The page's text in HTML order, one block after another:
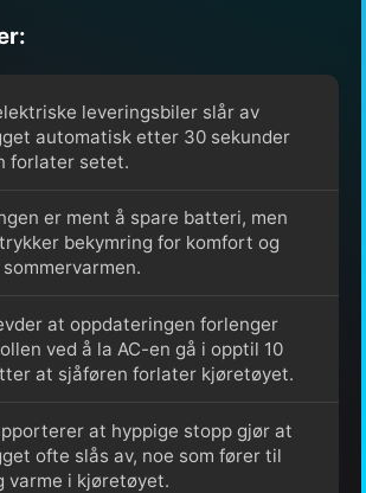
leveringsbiler slår av
automatisk etter 30 sekunder
forlater setet.
er ment å spare batteri, men
bekymring for komfort og
at oppdateringen forlenger
ved å la AC-en gå i opptil 10
at sjåføren forlater kjøretøyet.
at hyppige stopp gjør at
ofte slås av, noe som fører til
varme i kjøretøyet.